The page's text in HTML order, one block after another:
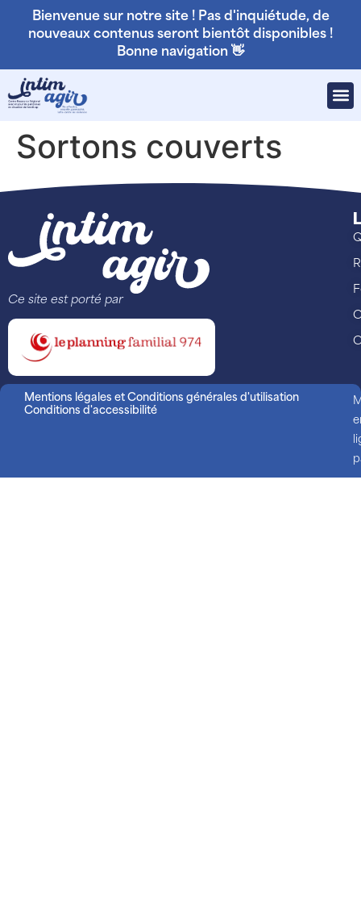
Bienvenue sur notre site ! Pas d'inquiétude, de
nouveaux contenus seront bientôt disponibles !
Bonne navigation 👋
Sortons couverts
Ce site est porté par
Mentions légales et Conditions générales d'utilisation
Conditions d'accessibilité